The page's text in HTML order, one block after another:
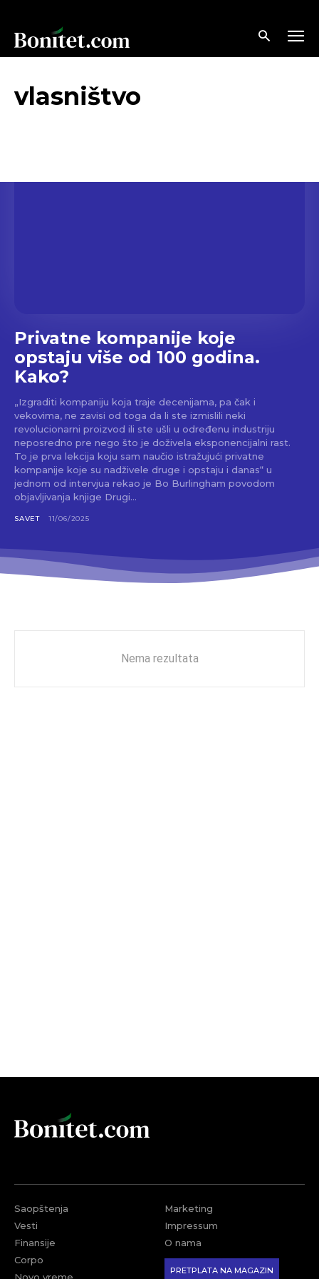
vlasništvo
Privatne kompanije koje
opstaju više od 100 godina.
Kako?
„Izgraditi kompaniju koja traje decenijama, pa čak i
vekovima, ne zavisi od toga da li ste izmislili neki
revolucionarni proizvod ili ste ušli u određenu industriju
neposredno pre nego što je doživela eksponencijalni rast.
To je prva lekcija koju sam naučio istražujući privatne
kompanije koje su nadživele druge i opstaju i danas“ u
jednom od intervjua rekao je Bo Burlingham povodom
objavljivanja knjige Drugi...
SAVET 11/06/2025
Nema rezultata
Saopštenja
Vesti
Finansije
Corpo
Marketing
Impressum
O nama
PRETPLATA NA MAGAZIN